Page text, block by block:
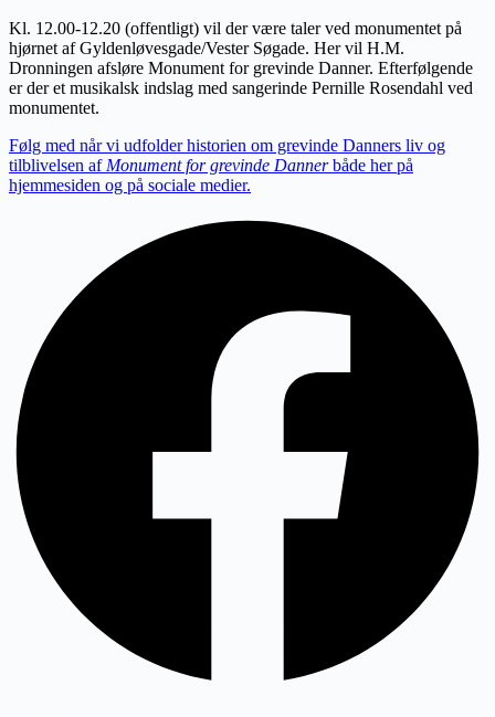
Kl. 12.00-12.20 (offentligt) vil der være taler ved monumentet på
hjørnet af Gyldenløvesgade/Vester Søgade. Her vil H.M.
Dronningen afsløre Monument for grevinde Danner. Efterfølgende
er der et musikalsk indslag med sangerinde Pernille Rosendahl ved
monumentet.
Følg med når vi udfolder historien om grevinde Danners liv og
tilblivelsen af Monument for grevinde Dannerbåde her på
hjemmesiden og på sociale medier.